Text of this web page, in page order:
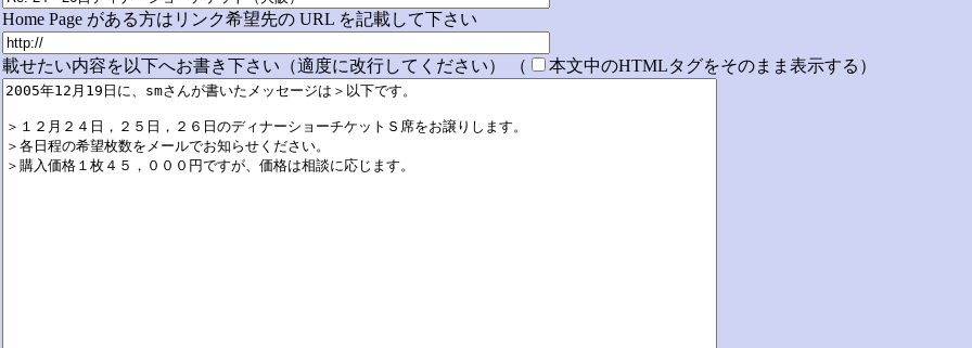
Home Page がある方はリンク希望先の URL を記載して下さい
載せたい内容を以下へお書き下さい（適度に改行してください） （ 本文中のHTMLタグをそのまま表示する）